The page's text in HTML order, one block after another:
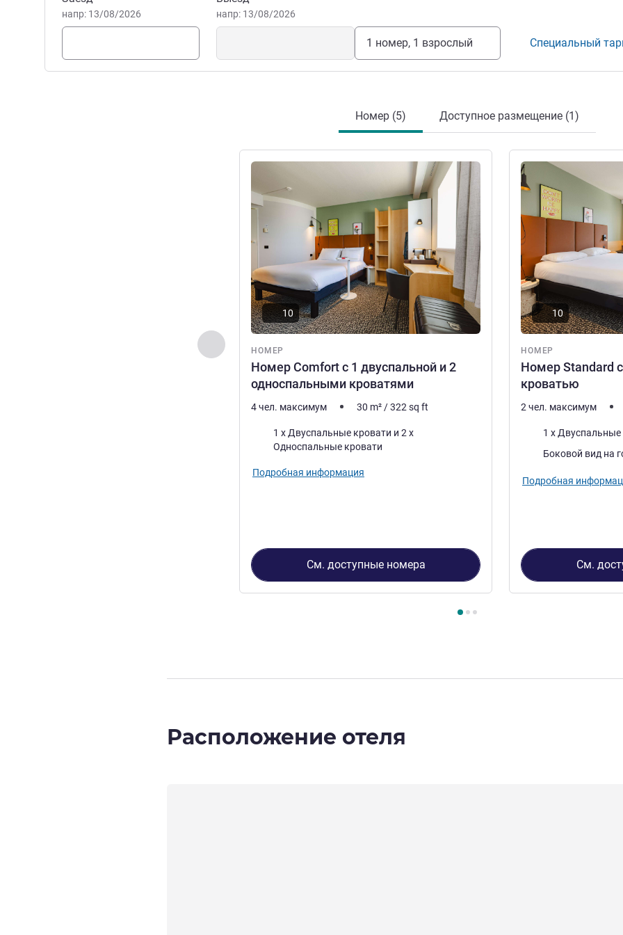
ELISABETH OLLIVIER-HENRY Управление отелем
напр: 13/08/2026 напр: 13/08/2026
1 номер, 1 взрослый Специальный
Номер (5) Доступное размещение (1)
Назад - Номер
НОМЕР
Номер Comfort с 1 двуспальной и 2
односпальными кроватями
Подробная информация
10
4 чел. максимум 30 m² /322 sq ft
Постель1 x Двуспальные кровати и 2 x
Односпальные кровати
Подробная информация
См. доступные номера
НОМЕР
Номер Standard с
кроватью
Подробная
10
2 чел. максимум
Постель1 x Двуспальные
Виды:Боковой вид на
Подробная
См.
Расположение отеля